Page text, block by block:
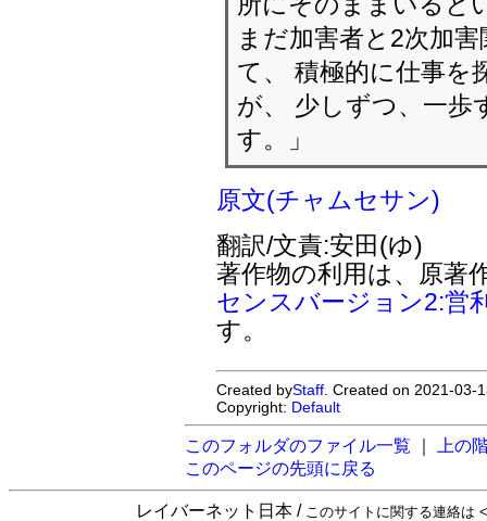
まだ加害者と2次加
て、 積極的に仕事を
が、 少しずつ、一歩
す。」
原文(チャムセサン)
翻訳/文責:安田(ゆ)
著作物の利用は、原著
センスバージョン2:営
す。
Created byStaff . Created on 2021-
Copyright: Default
このフォルダのファイル一覧
上の
このページの先頭に戻る
レイバーネット日本 / このサイトに関する連絡は